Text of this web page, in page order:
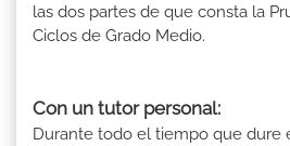
las dos partes de que consta la
Ciclos de Grado Medio.
Con un tutor personal:
Durante todo el tiempo que dure